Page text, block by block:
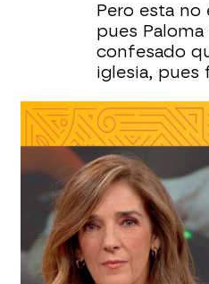
Pero esta no
pues
confesado
iglesia, pues
Hablamos con
En 'Y ahora
Ángeles
tiene